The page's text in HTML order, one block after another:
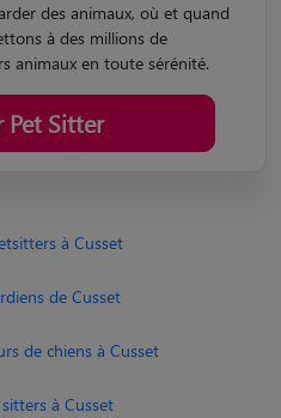
des animaux, où et quand
à des millions de
animaux en toute sérénité.
Pet Sitter
à Cusset
de Cusset
de chiens à Cusset
à Cusset